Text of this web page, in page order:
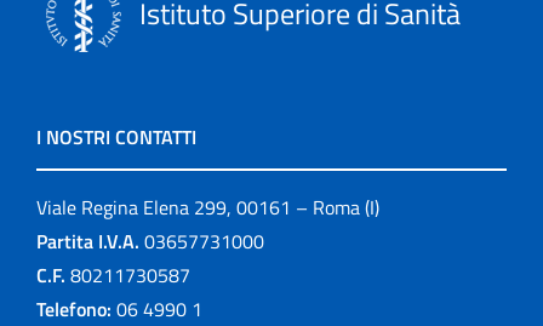
Istituto Superiore di Sanità
I NOSTRI CONTATTI
Viale Regina Elena 299, 00161 – Roma (I)
Partita I.V.A. 03657731000
C.F. 80211730587
Telefono: 06 4990 1